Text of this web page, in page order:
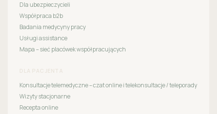
Dla ubezpieczycieli
Współpraca b2b
Badania medycyny pracy
Usługi assistance
Mapa – sieć placówek współpracujących
DLA PACJENTA
Konsultacje telemedyczne – czat online i telekonsultacje / teleporady
Wizyty stacjonarne
Recepta online